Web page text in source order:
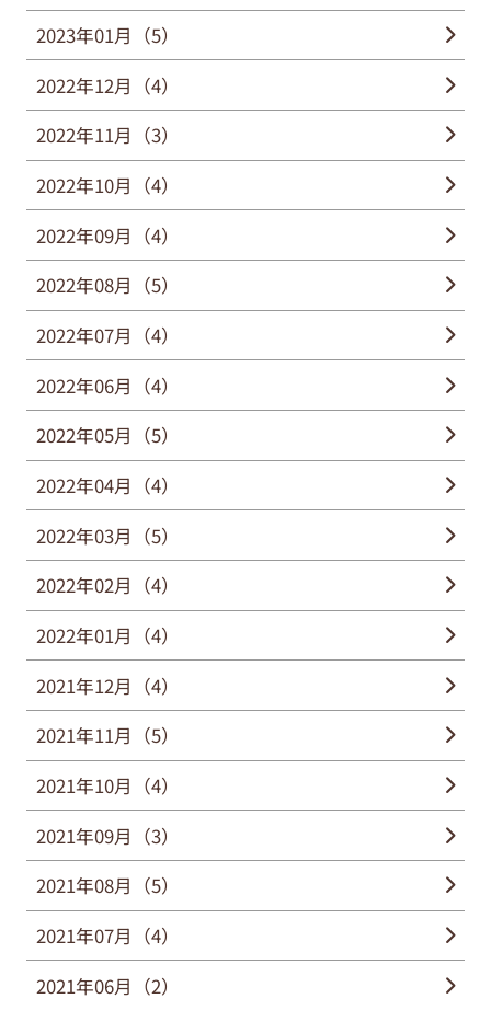
2023年01月（5）
2022年12月（4）
2022年11月（3）
2022年10月（4）
2022年09月（4）
2022年08月（5）
2022年07月（4）
2022年06月（4）
2022年05月（5）
2022年04月（4）
2022年03月（5）
2022年02月（4）
2022年01月（4）
2021年12月（4）
2021年11月（5）
2021年10月（4）
2021年09月（3）
2021年08月（5）
2021年07月（4）
2021年06月（2）